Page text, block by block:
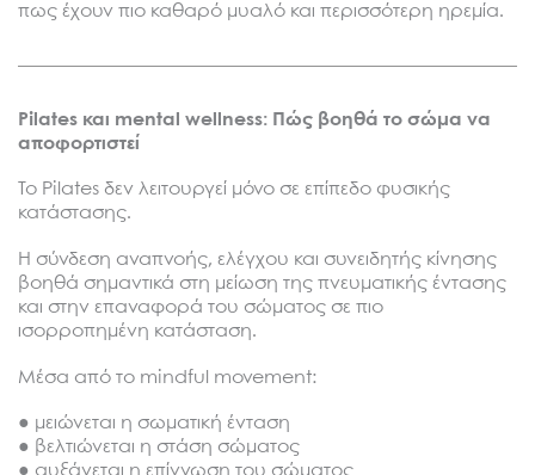
πως έχουν πιο καθαρό μυαλό και περισσότερη ηρεμία.
Pilates και mental wellness: Πώς βοηθά το σώμα να
αποφορτιστεί
Το Pilates δεν λειτουργεί μόνο σε επίπεδο φυσικής
κατάστασης.
Η σύνδεση αναπνοής, ελέγχου και συνειδητής κίνησης
βοηθά σημαντικά στη μείωση της πνευματικής έντασης
και στην επαναφορά του σώματος σε πιο
ισορροπημένη κατάσταση.
Μέσα από το mindful movement:
● μειώνεται η σωματική ένταση
● βελτιώνεται η στάση σώματος
● αυξάνεται η επίγνωση του σώματος